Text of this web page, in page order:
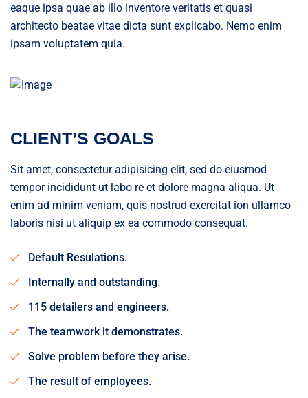
eaque ipsa quae ab illo inventore veritatis et quasi
architecto beatae vitae dicta sunt explicabo. Nemo enim
ipsam voluptatem quia.
CLIENT’S GOALS
Sit amet, consectetur adipisicing elit, sed do eiusmod
tempor incididunt ut labo re et dolore magna aliqua. Ut
enim ad minim veniam, quis nostrud exercitat ion ullamco
laboris nisi ut aliquip ex ea commodo consequat.
Default Resulations.
Internally and outstanding.
115 detailers and engineers.
The teamwork it demonstrates.
Solve problem before they arise.
The result of employees.